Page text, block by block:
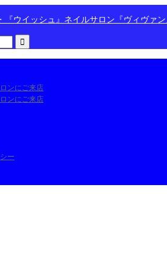
『ウイッシュ』ネイルサロン『ヴィヴァ
ンにご来店
ンにご来店
ー